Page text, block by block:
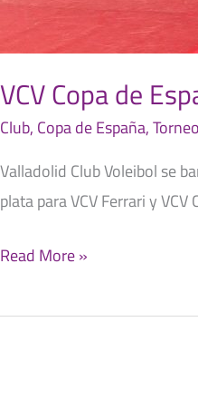
VCV Copa de
Club, Copa de España,
Valladolid Club Voleibol se
plata para VCV Ferrari y
Read More »